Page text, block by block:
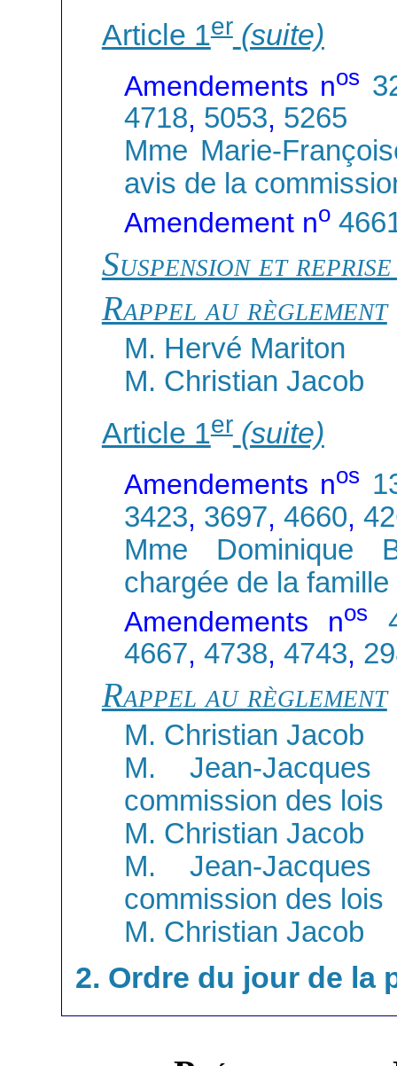
Article 1er (suite)
Amendements nos
4718, 5053, 5265
Mme Marie-
avis de la
Amendement no
Suspension et
Rappel au règlement
M. Hervé Mariton
M. Christian Jacob
Article 1er (suite)
Amendements nos
3423, 3697, 4660,
Mme Dominique
chargée de la famille
Amendements nos
4667, 4738, 4743,
Rappel au règlement
M. Christian Jacob
M. Jean-
commission des lois
M. Christian Jacob
M. Jean-
commission des lois
M. Christian Jacob
2. Ordre du jour de la